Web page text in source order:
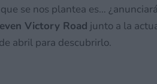
se nos plantea es…
Victory Road junto a la
abril para descubrirlo.